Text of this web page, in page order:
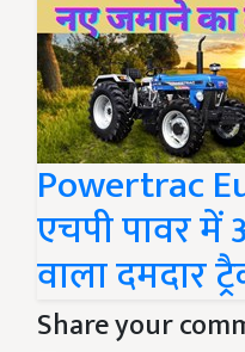
Powertrac
एचपी पावर
वाला दमदार
Share your